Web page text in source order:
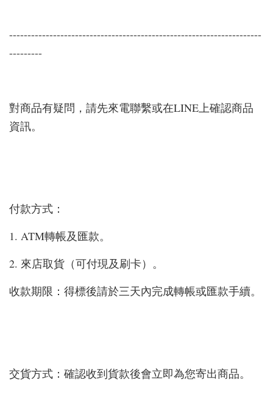
---------------------------------------------------------------------
---------
對商品有疑問，請先來電聯繫或在LINE上確認商品
資訊。
付款方式：
1. ATM轉帳及匯款。
2. 來店取貨（可付現及刷卡）。
收款期限：得標後請於三天內完成轉帳或匯款手續。
交貨方式：確認收到貨款後會立即為您寄出商品。